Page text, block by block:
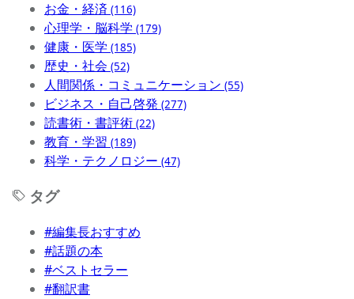
お金・経済 (116)
心理学・脳科学 (179)
健康・医学 (185)
歴史・社会 (52)
人間関係・コミュニケーション (55)
ビジネス・自己啓発 (277)
読書術・書評術 (22)
教育・学習 (189)
科学・テクノロジー (47)
タグ
#編集長おすすめ
#話題の本
#ベストセラー
#翻訳書